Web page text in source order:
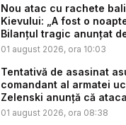
Nou atac cu rachete
Kievului: „A fost o
Bilanțul tragic anunțat
Klits...
01 august 2026, ora 10:03
Tentativă de asasinat
comandant al armatei
Zelenski anunță că
01 august 2026, ora 08:38